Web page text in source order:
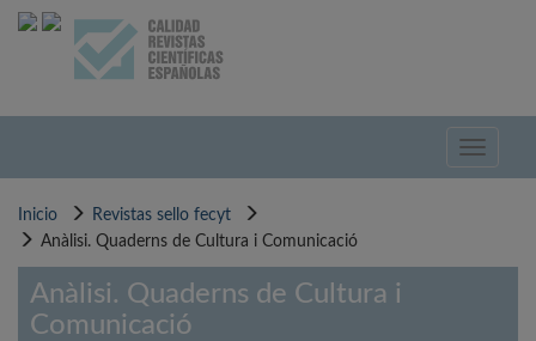
Pasar
Toggle
Inicio
Revistas sello fecyt
Anàlisi. Quaderns de Cultura i Comunicació
Anàlisi. Quaderns de Cultura i
Comunicació